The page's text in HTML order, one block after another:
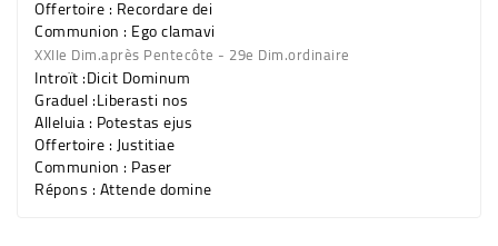
Offertoire : Recordare dei
Communion : Ego clamavi
XXIIe Dim.après Pentecôte - 29e Dim.ordinaire
Introït :Dicit Dominum
Graduel :Liberasti nos
Alleluia : Potestas ejus
Offertoire : Justitiae
Communion : Paser
Répons : Attende domine